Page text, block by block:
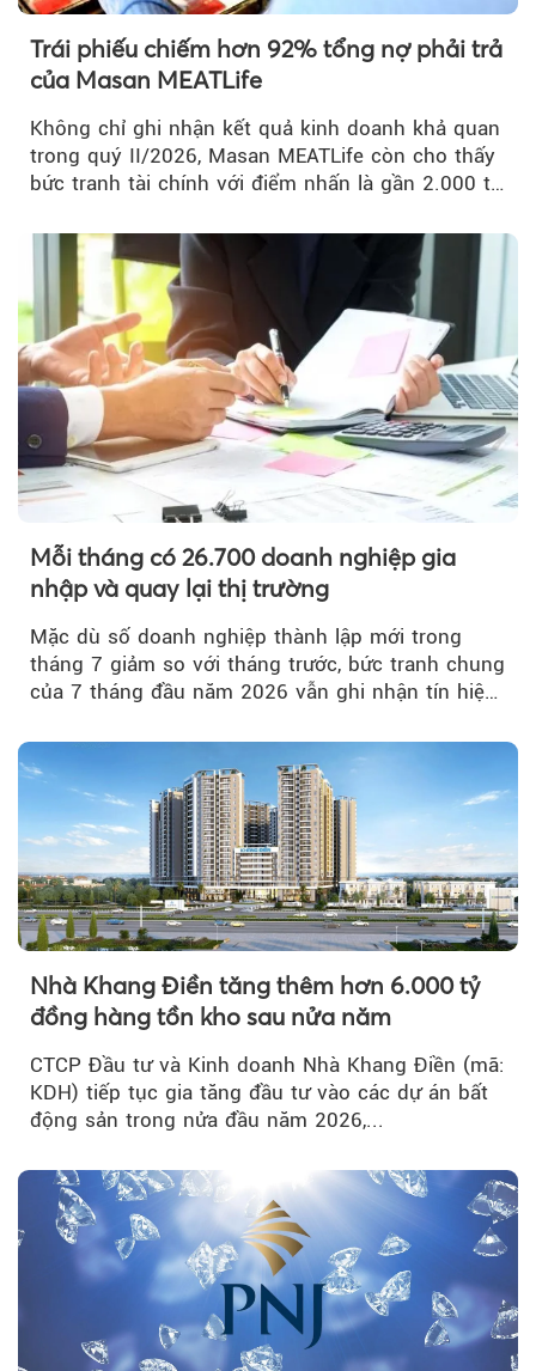
Trái phiếu chiếm hơn 92% tổng nợ phải trả
của Masan MEATLife
Không chỉ ghi nhận kết quả kinh doanh khả quan
trong quý II/2026, Masan MEATLife còn cho thấy
bức tranh tài chính với điểm nhấn là gần 2.000 tỷ
Mỗi tháng có 26.700 doanh nghiệp gia
nhập và quay lại thị trường
Mặc dù số doanh nghiệp thành lập mới trong
tháng 7 giảm so với tháng trước, bức tranh chung
của 7 tháng đầu năm 2026 vẫn ghi nhận tín hiệu
Nhà Khang Điền tăng thêm hơn 6.000 tỷ
đồng hàng tồn kho sau nửa năm
CTCP Đầu tư và Kinh doanh Nhà Khang Điền (mã:
KDH) tiếp tục gia tăng đầu tư vào các dự án bất
động sản trong nửa đầu năm 2026,...